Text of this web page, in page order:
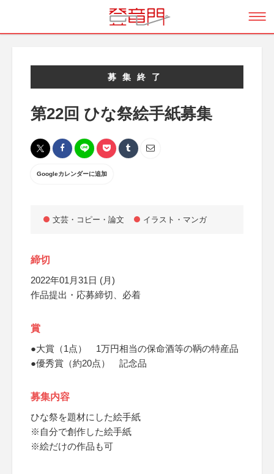
募集終了
第22回 ひな祭絵手紙募集
Googleカレンダーに追加
文芸・コピー・論文 イラスト・マンガ
締切
2022年01月31日 (月)
作品提出・応募締切、必着
賞
●大賞（1点） 1万円相当の保命酒等の鞆の特産品
●優秀賞（約20点） 記念品
募集内容
ひな祭を題材にした絵手紙
※自分で創作した絵手紙
※絵だけの作品も可